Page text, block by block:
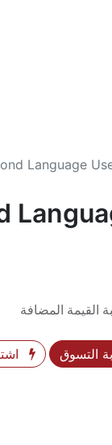
Language
القيمة المضافة
التسوق